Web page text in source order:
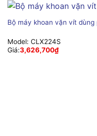
Bộ máy khoan vặn vít dùng
Model: CLX224S
Giá:3,626,700₫